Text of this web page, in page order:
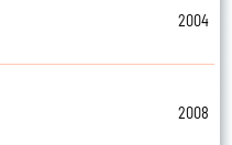
2004
2008